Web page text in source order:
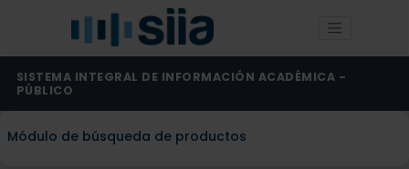
SISTEMA INTEGRAL DE INFORMACIÓN ACADÉMICA -
PÚBLICO
Módulo de búsqueda de productos